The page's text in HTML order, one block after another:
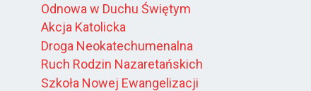
Odnowa w Duchu Świętym
Akcja Katolicka
Droga Neokatechumenalna
Ruch Rodzin Nazaretańskich
Szkoła Nowej Ewangelizacji